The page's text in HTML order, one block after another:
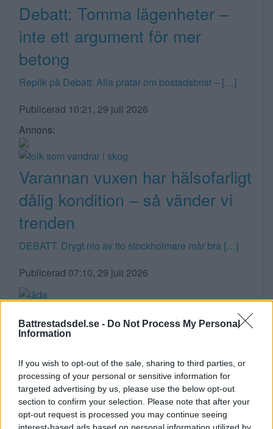
Battrestadsdel.se - Do Not Process My Personal
Information
If you wish to opt-out of the sale, sharing to third parties, or
processing of your personal or sensitive information for
targeted advertising by us, please use the below opt-out
section to confirm your selection. Please note that after your
opt-out request is processed you may continue seeing
Debatt: Tomma lägenheter –
inte ett argument för mer
betong
Replik på Debatt: Alla pratar om bostadsbrist – […]
Publicerad 10:21, 29 juli 2026
Annons:
Varannan vuxen har hälsofarligt
dålig kondition – så vänder vi
trenden
DEBATT. Drygt nio av tio stockholmare mår bra […]
Publicerad 07:10, 29 juli 2026
Lådor med sport- och lekprylar
ställs ut på torgen
Nu kan det bli chans för mer sport […]
Publicerad 15:54, 28 juli 2026